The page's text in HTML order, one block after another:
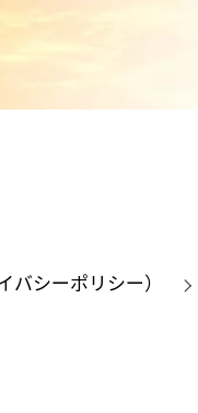
バシーポリシー）